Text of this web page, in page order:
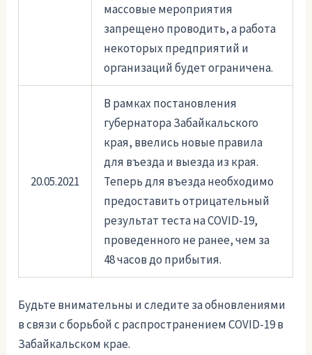
массовые мероприятия
запрещено проводить, а работа
некоторых предприятий и
организаций будет ограничена.
20.05.2021
В рамках постановления
губернатора Забайкальского
края, ввелись новые правила
для въезда и выезда из края.
Теперь для въезда необходимо
предоставить отрицательный
результат теста на COVID-19,
проведенного не ранее, чем за
48 часов до прибытия.
Будьте внимательны и следите за обновлениями
в связи с борьбой с распространением COVID-19 в
Забайкальском крае.